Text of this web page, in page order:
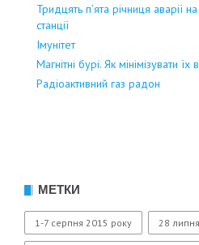
Тридцять п’ята річниця аварії
станції
Імунітет
Магнітні бурі. Як мінімізувати їх
Радіоактивний газ радон
МЕТКИ
1-7 серпня 2015 року 28